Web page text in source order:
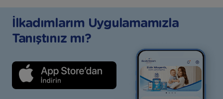
İlkadımlarım Uygulamamızla
Tanıştınız mı?